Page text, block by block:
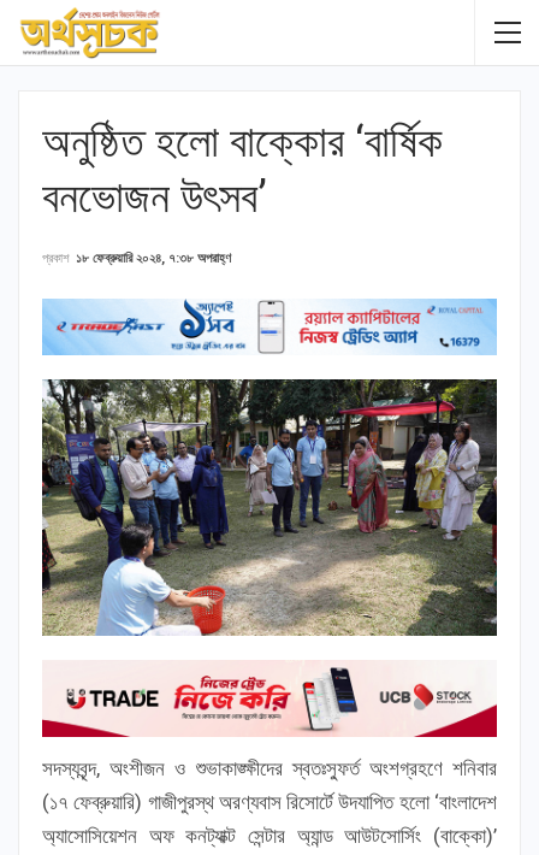
অনুষ্ঠিত হলো বাক্কোর ‘বার্ষিক
বনভোজন উৎসব’
প্রকাশ ১৮ ফেব্রুয়ারি ২০২৪, ৭:৩৮ অপরাহ্ণ
সদস্যবৃন্দ, অংশীজন ও শুভাকাঙ্ক্ষীদের স্বতঃস্ফুর্ত অংশগ্রহণে শনিবার
(১৭ ফেব্রুয়ারি) গাজীপুরস্থ অরণ্যবাস রিসোর্টে উদযাপিত হলো ‘বাংলাদেশ
অ্যাসোসিয়েশন অফ কনট্যাক্ট সেন্টার অ্যান্ড আউটসোর্সিং (বাক্কো)’